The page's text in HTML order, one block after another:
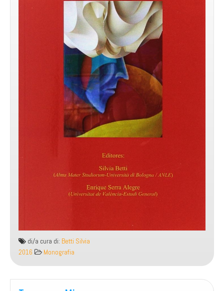
di/a cura di: Betti Silvia
2016
Monografia